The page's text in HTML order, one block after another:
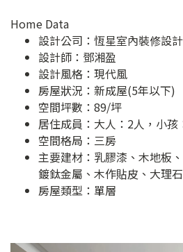
Home Data
設計公司： 恆星室內裝修設
設計師：鄧湘盈
設計風格：現代風
房屋狀況：新成屋(5年以下)
空間坪數：89/坪
居住成員：大人：2人，小孩
空間格局：三房
主要建材：乳膠漆、木地板
鍍鈦金屬、木作貼皮、大理
房屋類型：單層